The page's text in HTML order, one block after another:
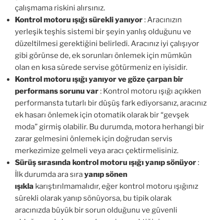
çalışmama riskini alırsınız.
Kontrol motoru ışığı sürekli yanıyor: Aracınızın
yerleşik teşhis sistemi bir şeyin yanlış olduğunu ve
düzeltilmesi gerektiğini belirledi. Aracınız iyi çalışıyor
gibi görünse de, ek sorunları önlemek için mümkün
olan en kısa sürede servise götürmeniz en iyisidir.
Kontrol motoru ışığı yanıyor ve göze çarpan bir
performans sorunu var: Kontrol motoru ışığı açıkken
performansta tutarlı bir düşüş fark ediyorsanız, aracınız
ek hasarı önlemek için otomatik olarak bir “gevşek
moda” girmiş olabilir. Bu durumda, motora herhangi bir
zarar gelmesini önlemek için doğrudan servis
merkezimize gelmeli veya aracı çektirmelisiniz.
Sürüş sırasında kontrol motoru ışığı yanıp sönüyor:
İlk durumda ara sırayanıp sönen
ışıkla karıştırılmamalıdır, eğer kontrol motoru ışığınız
sürekli olarak yanıp sönüyorsa, bu tipik olarak
aracınızda büyük bir sorun olduğunu ve güvenli